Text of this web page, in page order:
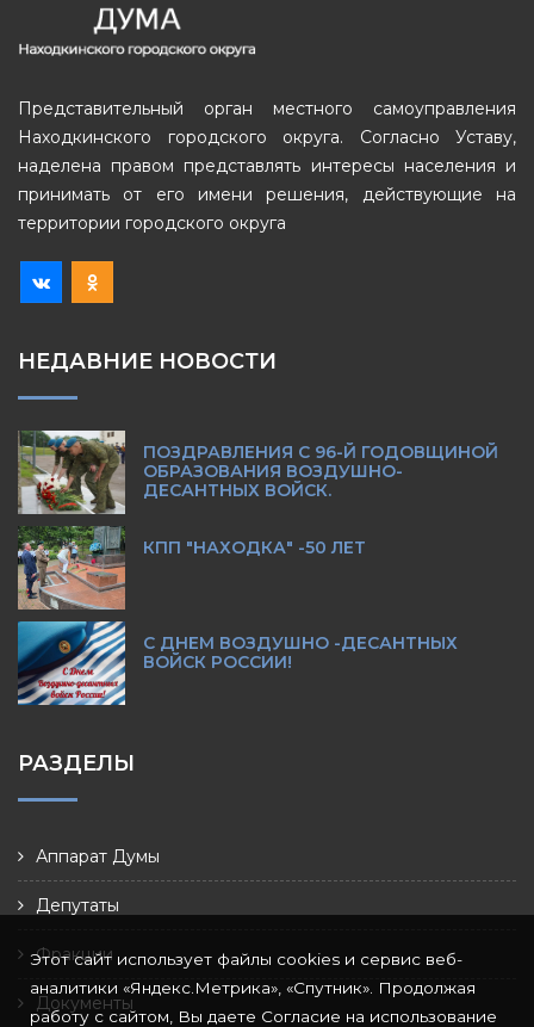
Представительный орган местного самоуправления
Находкинского городского округа. Согласно Уставу,
наделена правом представлять интересы населения и
принимать от его имени решения, действующие на
территории городского округа
НЕДАВНИЕ НОВОСТИ
ПОЗДРАВЛЕНИЯ С 96-Й ГОДОВЩИНОЙ
ОБРАЗОВАНИЯ ВОЗДУШНО-
ДЕСАНТНЫХ ВОЙСК.
КПП "НАХОДКА" -50 ЛЕТ
С ДНЕМ ВОЗДУШНО -ДЕСАНТНЫХ
ВОЙСК РОССИИ!
РАЗДЕЛЫ
Аппарат Думы
Депутаты
Фракции
Документы
Этот сайт использует файлы cookies и сервис веб-
аналитики «Яндекс.Метрика», «Спутник». Продолжая
работу с сайтом, Вы даете Согласие на использование